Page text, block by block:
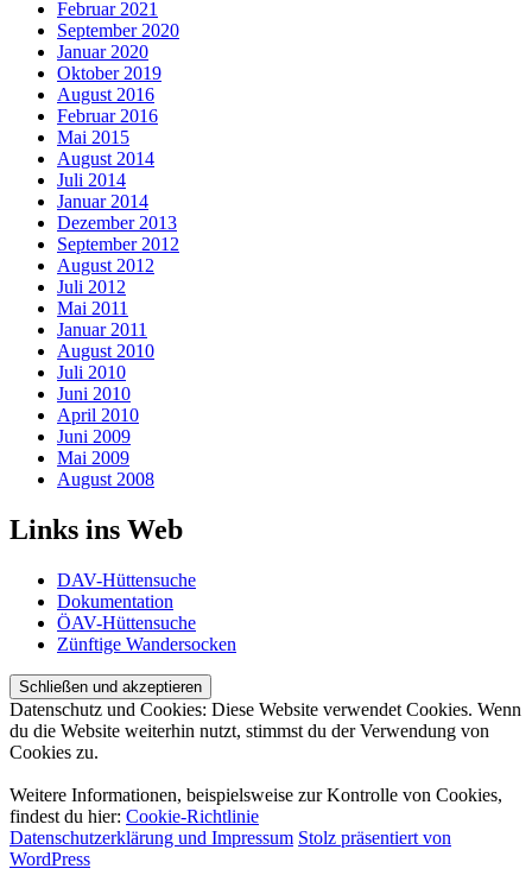
Februar 2021
September 2020
Januar 2020
Oktober 2019
August 2016
Februar 2016
Mai 2015
August 2014
Juli 2014
Januar 2014
Dezember 2013
September 2012
August 2012
Juli 2012
Mai 2011
Januar 2011
August 2010
Juli 2010
Juni 2010
April 2010
Juni 2009
Mai 2009
August 2008
Links ins Web
DAV-Hüttensuche
Dokumentation
ÖAV-Hüttensuche
Zünftige Wandersocken
Datenschutz und Cookies: Diese Website verwendet Cookies. Wenn
du die Website weiterhin nutzt, stimmst du der Verwendung von
Cookies zu.
Weitere Informationen, beispielsweise zur Kontrolle von Cookies,
findest du hier: Cookie-Richtlinie
Datenschutzerklärung und Impressum Stolz präsentiert von
WordPress